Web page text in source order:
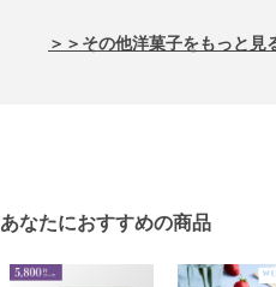
＞＞その他洋菓子をもっと見
あなたにおすすめの商品